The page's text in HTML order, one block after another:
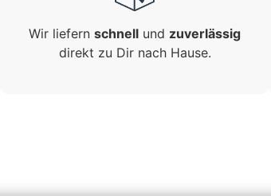
Wir liefern schnell und zuverlässig
direkt zu Dir nach Hause.